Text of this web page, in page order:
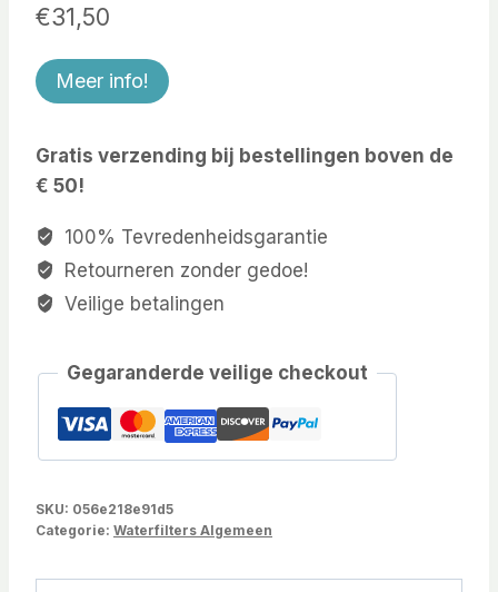
€31,50
Meer info!
Gratis verzending bij bestellingen boven de
€ 50!
100% Tevredenheidsgarantie
Retourneren zonder gedoe!
Veilige betalingen
Gegaranderde veilige checkout
SKU: 056e218e91d5
Categorie: Waterfilters Algemeen